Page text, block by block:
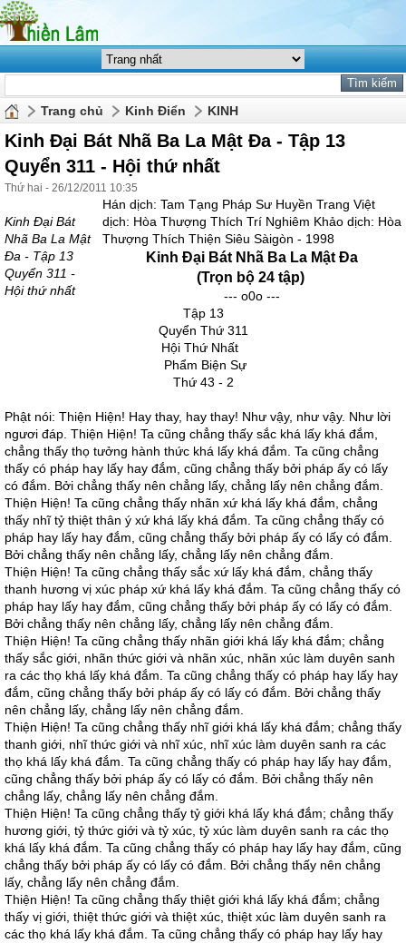
Trang chủ Kinh Điển KINH
Kinh Đại Bát Nhã Ba La Mật Đa - Tập 13
Quyển 311 - Hội thứ nhất
Thứ hai - 26/12/2011 10:35
Kinh Đại Bát
Nhã Ba La Mật
Đa - Tập 13
Quyển 311 -
Hội thứ nhất
Hán dịch: Tam Tạng Pháp Sư Huyền Trang Việt
dịch: Hòa Thượng Thích Trí Nghiêm Khảo dịch: Hòa
Thượng Thích Thiện Siêu Sàigòn - 1998
Kinh Đại Bát Nhã Ba La Mật Đa
(Trọn bộ 24 tập)
--- o0o ---
Tập 13
Quyển Thứ 311
Hội Thứ Nhất
Phẩm Biện Sự
Thứ 43 - 2
Phật nói: Thiện Hiện! Hay thay, hay thay! Như vậy, như vậy. Như lời
ngươi đáp. Thiện Hiện! Ta cũng chẳng thấy sắc khá lấy khá đắm,
chẳng thấy thọ tưởng hành thức khá lấy khá đắm. Ta cũng chẳng
thấy có pháp hay lấy hay đắm, cũng chẳng thấy bởi pháp ấy có lấy
có đắm. Bởi chẳng thấy nên chẳng lấy, chẳng lấy nên chẳng đắm.
Thiện Hiện! Ta cũng chẳng thấy nhãn xứ khá lấy khá đắm, chẳng
thấy nhĩ tỷ thiệt thân ý xứ khá lấy khá đắm. Ta cũng chẳng thấy có
pháp hay lấy hay đắm, cũng chẳng thấy bởi pháp ấy có lấy có đắm.
Bởi chẳng thấy nên chẳng lấy, chẳng lấy nên chẳng đắm.
Thiện Hiện! Ta cũng chẳng thấy sắc xứ lấy khá đắm, chẳng thấy
thanh hương vị xúc pháp xứ khá lấy khá đắm. Ta cũng chẳng thấy có
pháp hay lấy hay đắm, cũng chẳng thấy bởi pháp ấy có lấy có đắm.
Bởi chẳng thấy nên chẳng lấy, chẳng lấy nên chẳng đắm.
Thiện Hiện! Ta cũng chẳng thấy nhãn giới khá lấy khá đắm; chẳng
thấy sắc giới, nhãn thức giới và nhãn xúc, nhãn xúc làm duyên sanh
ra các thọ khá lấy khá đắm. Ta cũng chẳng thấy có pháp hay lấy hay
đắm, cũng chẳng thấy bởi pháp ấy có lấy có đắm. Bởi chẳng thấy
nên chẳng lấy, chẳng lấy nên chẳng đắm.
Thiện Hiện! Ta cũng chẳng thấy nhĩ giới khá lấy khá đắm; chẳng thấy
thanh giới, nhĩ thức giới và nhĩ xúc, nhĩ xúc làm duyên sanh ra các
thọ khá lấy khá đắm. Ta cũng chẳng thấy có pháp hay lấy hay đắm,
cũng chẳng thấy bởi pháp ấy có lấy có đắm. Bởi chẳng thấy nên
chẳng lấy, chẳng lấy nên chẳng đắm.
Thiện Hiện! Ta cũng chẳng thấy tỷ giới khá lấy khá đắm; chẳng thấy
hương giới, tỷ thức giới và tỷ xúc, tỷ xúc làm duyên sanh ra các thọ
khá lấy khá đắm. Ta cũng chẳng thấy có pháp hay lấy hay đắm, cũng
chẳng thấy bởi pháp ấy có lấy có đắm. Bởi chẳng thấy nên chẳng
lấy, chẳng lấy nên chẳng đắm.
Thiện Hiện! Ta cũng chẳng thấy thiệt giới khá lấy khá đắm; chẳng
thấy vị giới, thiệt thức giới và thiệt xúc, thiệt xúc làm duyên sanh ra
các thọ khá lấy khá đắm. Ta cũng chẳng thấy có pháp hay lấy hay